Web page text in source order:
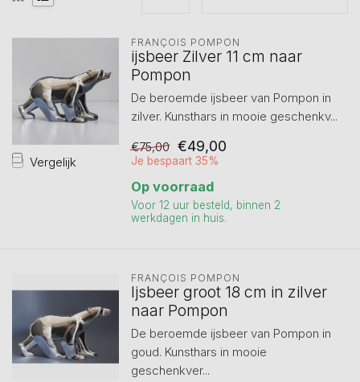
Vergelijk
FRANÇOIS POMPON
ijsbeer Zilver 11 cm naar
Pompon
De beroemde ijsbeer van Pompon in
zilver. Kunsthars in mooie geschenkv...
€75,00 €49,00
Je bespaart 35%
Op voorraad
Voor 12 uur besteld, binnen 2
werkdagen in huis.
FRANÇOIS POMPON
Ijsbeer groot 18 cm in zilver
naar Pompon
De beroemde ijsbeer van Pompon in
goud. Kunsthars in mooie
geschenkver...